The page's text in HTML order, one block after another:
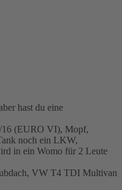
hast du eine
(EURO VI), Mopf,
noch ein LKW,
in ein Womo für 2 Leute
VW T4 TDI Multivan